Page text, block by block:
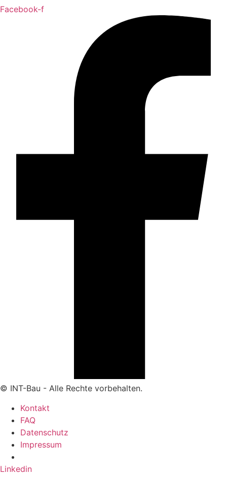
Facebook-f
© INT-Bau - Alle Rechte vorbehalten.
Kontakt
FAQ
Datenschutz
Impressum
Linkedin